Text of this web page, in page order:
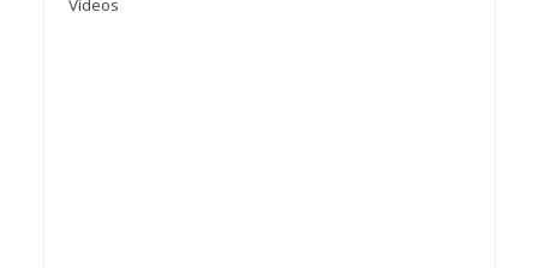
Vídeos